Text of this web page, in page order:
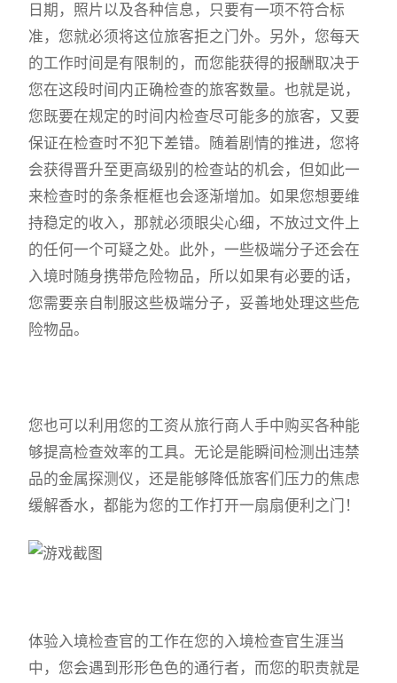
日期，照片以及各种信息，只要有一项不符合标
准，您就必须将这位旅客拒之门外。另外，您每天
的工作时间是有限制的，而您能获得的报酬取决于
您在这段时间内正确检查的旅客数量。也就是说，
您既要在规定的时间内检查尽可能多的旅客，又要
保证在检查时不犯下差错。随着剧情的推进，您将
会获得晋升至更高级别的检查站的机会，但如此一
来检查时的条条框框也会逐渐增加。如果您想要维
持稳定的收入，那就必须眼尖心细，不放过文件上
的任何一个可疑之处。此外，一些极端分子还会在
入境时随身携带危险物品，所以如果有必要的话，
您需要亲自制服这些极端分子，妥善地处理这些危
险物品。
您也可以利用您的工资从旅行商人手中购买各种能
够提高检查效率的工具。无论是能瞬间检测出违禁
品的金属探测仪，还是能够降低旅客们压力的焦虑
缓解香水，都能为您的工作打开一扇扇便利之门！
体验入境检查官的工作在您的入境检查官生涯当
中，您会遇到形形色色的通行者，而您的职责就是